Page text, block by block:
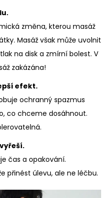
změna, kterou masáž
Masáž však může uvolnit
na disk a zmírní bolest. V
zakázána!
efekt.
ochranný spazmus
co chceme dosáhnout.
čas a opakování.
přinést úlevu, ale ne léčbu.